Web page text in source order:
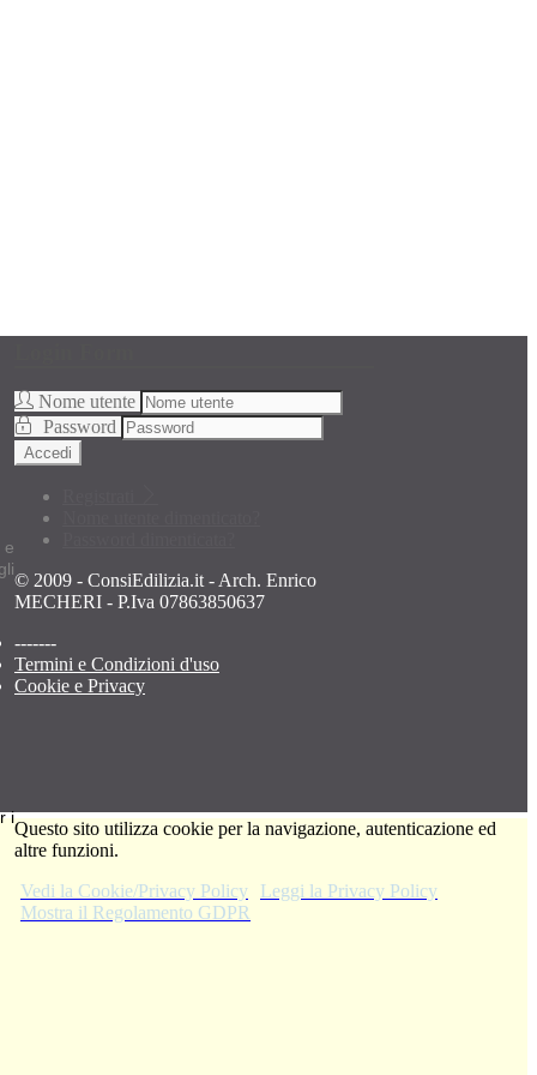
Nome utente
Password
Accedi
e
i
© 2009 - ConsiEdilizia.it - Arch. Enrico
MECHERI - P.Iva 07863850637
-------
Termini e Condizioni d'uso
Cookie e Privacy
Questo sito utilizza cookie per la navigazione, autenticazione ed
altre funzioni.
Vedi la Cookie/Privacy Policy
Leggi la Privacy Policy
Mostra il Regolamento GDPR